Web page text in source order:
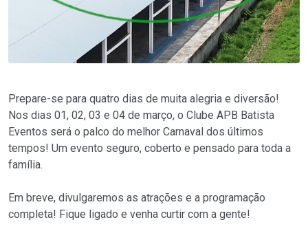
Prepare-se para quatro dias de muita alegria e diversão!
Nos dias 01, 02, 03 e 04 de março, o Clube APB Batista
Eventos será o palco do melhor Carnaval dos últimos
tempos! Um evento seguro, coberto e pensado para toda a
família.
Em breve, divulgaremos as atrações e a programação
completa! Fique ligado e venha curtir com a gente!